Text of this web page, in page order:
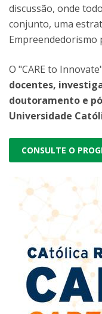
discussão, onde
conjunto, uma
Empreendedorismo
O "CARE to
docentes,
doutoramento e
Universidade
CONSULTE O